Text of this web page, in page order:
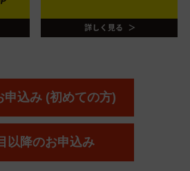
申込み (初めての方)
以降のお申込み